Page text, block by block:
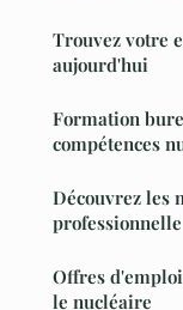
Trouvez votre
aujourd'hui
Formation
compétences
Découvrez les
professionnelle
Offres
le nucléaire